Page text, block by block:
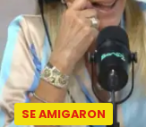
SE AMIGARON